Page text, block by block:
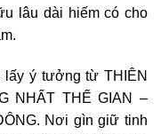
lâu dài hiếm có cho
ý tưởng từ THIÊN
NHẤT THẾ GIAN –
Nơi gìn giữ tinh